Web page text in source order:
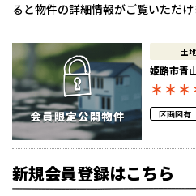
ると物件の詳細情報がご覧いただけ
土地
姫路市青
＊＊＊
区画図有
新規会員登録はこちら